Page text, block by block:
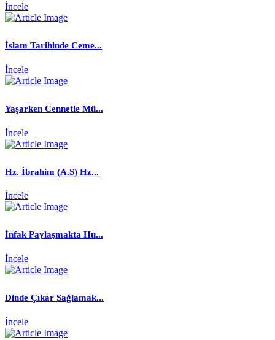
İncele
İslam Tarihinde Ceme...
İncele
Yaşarken Cennetle Mü...
İncele
Hz. İbrahim (A.S) Hz...
İncele
İnfak Paylaşmakta Hu...
İncele
Dinde Çıkar Sağlamak...
İncele